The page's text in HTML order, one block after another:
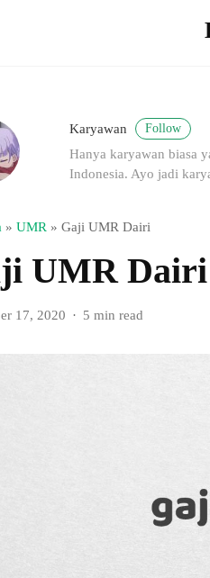
Karyawan Follow
Hanya karyawan biasa
Indonesia. Ayo jadi
» UMR » Gaji UMR Dairi
UMR Dairi
17, 2020 5 min read